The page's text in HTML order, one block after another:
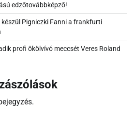
edzőtovábbképző!
készül Pigniczki Fanni a frankfurti
profi ökölvívó meccsét Veres Roland